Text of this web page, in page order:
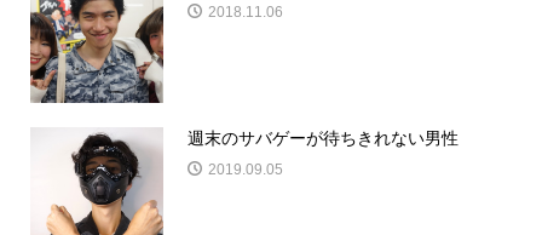
2018.11.06
週末のサバゲーが待ちきれない男性
2019.09.05